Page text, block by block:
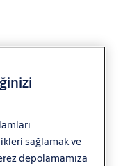
sağlamak ve
depolamamıza